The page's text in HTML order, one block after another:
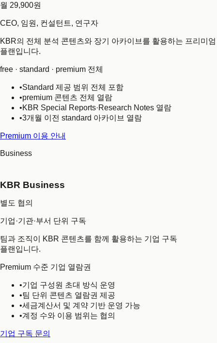
월 29,900원
CEO, 임원, 컨설턴트, 연구자
KBR의 전체 분석 콘텐츠와 장기 아카이브를 활용하는 프리미엄
플랜입니다.
free · standard · premium 전체
•Standard 제공 범위 전체 포함
•premium 콘텐츠 전체 열람
•KBR Special Reports·Research Notes 열람
•3개월 이전 standard 아카이브 열람
Premium 이용 안내
Business
KBR Business
별도 협의
기업·기관·부서 단위 구독
팀과 조직이 KBR 콘텐츠를 함께 활용하는 기업 구독
플랜입니다.
Premium 수준 기업 열람권
•기업 구성원 초대 방식 운영
•팀 단위 콘텐츠 열람권 제공
•세금계산서 및 계약 기반 운영 가능
•계정 수와 이용 범위는 협의
기업 구독 문의